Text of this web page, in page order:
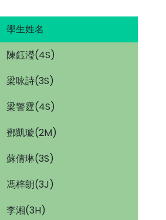
學生姓名
陳鈺瀅(4S)
梁咏詩(3S)
梁警霆(4S)
鄧凱璇(2M)
蘇倩琳(3S)
馮梓朗(3J)
李湘(3H)